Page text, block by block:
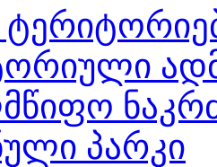
პარკი